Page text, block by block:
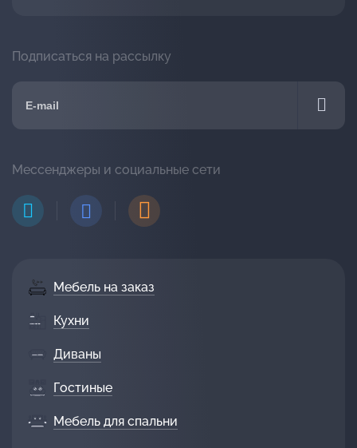
Мебель на заказ
Кухни
Диваны
Гостиные
Мебель для спальни
Подписаться на рассылку
Мессенджеры и социальные сети